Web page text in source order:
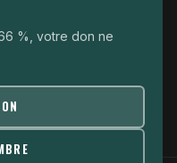
%, votre don ne